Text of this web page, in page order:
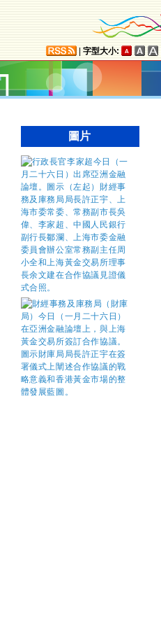
字型大小:
圖片